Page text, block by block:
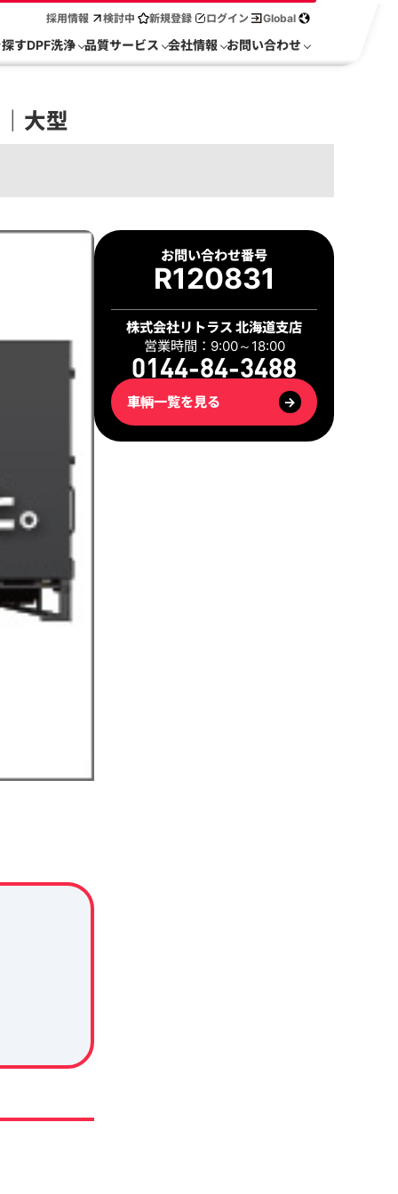
採用情報 検討中 新規登録 ログイン Global
すDPF洗浄 品質サービス 会社情報 お問い合わせ
大型
お問い合わせ番号
R120831
株式会社リトラス 北海道支店
営業時間：9:00～18:00
0144-84-3488
車輌一覧を見る →